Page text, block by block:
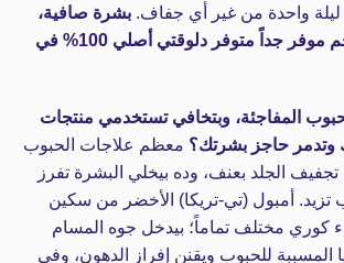
ليلة واحدة من غير أي جفاف. بشرة صافية،
مسام نظيفة، وحجم موفر جداً متوفر دلوقتي أصلي 100% في
المفاجئة، وبتخافي تستخدمي منتجات
حاجز بشرتك؟ معظم علاجات الحبوب
تجفيف الجلد بعنف، وده بيخلي البشرة تفرز
تزيد. أمبول (تي-تريكا) الأخضر من سكين
كوري مختلف تماماً؛ بيدخل جوه المسام
المسببة للحبوب ويقنن إفراز الدهون، وفي